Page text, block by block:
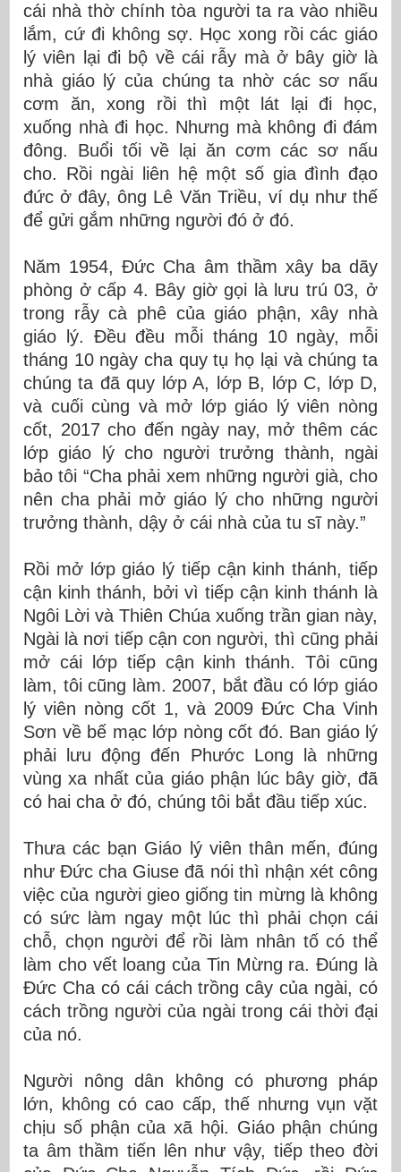
cái nhà thờ chính tòa người ta ra vào nhiều
lắm, cứ đi không sợ. Học xong rồi các giáo
lý viên lại đi bộ về cái rẫy mà ở bây giờ là
nhà giáo lý của chúng ta nhờ các sơ nấu
cơm ăn, xong rồi thì một lát lại đi học,
xuống nhà đi học. Nhưng mà không đi đám
đông. Buổi tối về lại ăn cơm các sơ nấu
cho. Rồi ngài liên hệ một số gia đình đạo
đức ở đây, ông Lê Văn Triều, ví dụ như thế
để gửi gắm những người đó ở đó.
Năm 1954, Đức Cha âm thầm xây ba dãy
phòng ở cấp 4. Bây giờ gọi là lưu trú 03, ở
trong rẫy cà phê của giáo phận, xây nhà
giáo lý. Đều đều mỗi tháng 10 ngày, mỗi
tháng 10 ngày cha quy tụ họ lại và chúng ta
chúng ta đã quy lớp A, lớp B, lớp C, lớp D,
và cuối cùng và mở lớp giáo lý viên nòng
cốt, 2017 cho đến ngày nay, mở thêm các
lớp giáo lý cho người trưởng thành, ngài
bảo tôi “Cha phải xem những người già, cho
nên cha phải mở giáo lý cho những người
trưởng thành, dậy ở cái nhà của tu sĩ này.”
Rồi mở lớp giáo lý tiếp cận kinh thánh, tiếp
cận kinh thánh, bởi vì tiếp cận kinh thánh là
Ngôi Lời và Thiên Chúa xuống trần gian này,
Ngài là nơi tiếp cận con người, thì cũng phải
mở cái lớp tiếp cận kinh thánh. Tôi cũng
làm, tôi cũng làm. 2007, bắt đầu có lớp giáo
lý viên nòng cốt 1, và 2009 Đức Cha Vinh
Sơn về bế mạc lớp nòng cốt đó. Ban giáo lý
phải lưu động đến Phước Long là những
vùng xa nhất của giáo phận lúc bây giờ, đã
có hai cha ở đó, chúng tôi bắt đầu tiếp xúc.
Thưa các bạn Giáo lý viên thân mến, đúng
như Đức cha Giuse đã nói thì nhận xét công
việc của người gieo giống tin mừng là không
có sức làm ngay một lúc thì phải chọn cái
chỗ, chọn người để rồi làm nhân tố có thể
làm cho vết loang của Tin Mừng ra. Đúng là
Đức Cha có cái cách trồng cây của ngài, có
cách trồng người của ngài trong cái thời đại
của nó.
Người nông dân không có phương pháp
lớn, không có cao cấp, thế nhưng vụn vặt
chịu số phận của xã hội. Giáo phận chúng
ta âm thầm tiến lên như vậy, tiếp theo đời